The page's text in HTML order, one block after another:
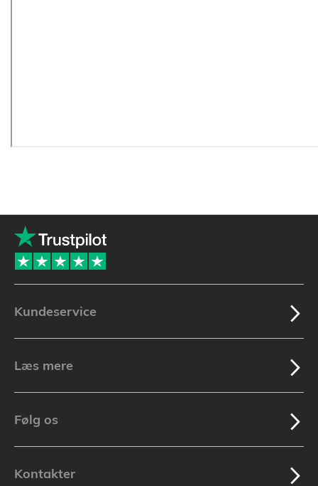
Kundeservice
Læs mere
Følg os
Kontakter